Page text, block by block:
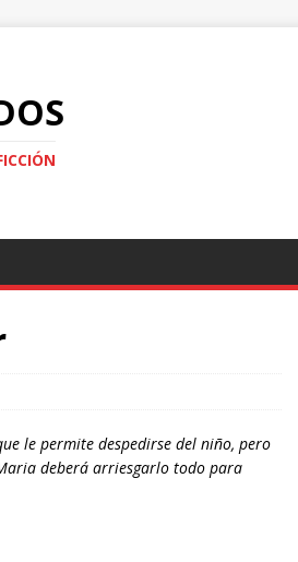
le permite despedirse del niño, pero
deberá arriesgarlo todo para